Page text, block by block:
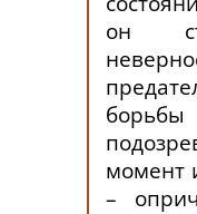
он
момент
–